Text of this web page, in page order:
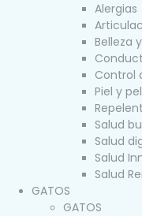
Alergias
Belleza
Control
Piel y
Salud
Salud
Salud
Salud
GATOS
GATOS